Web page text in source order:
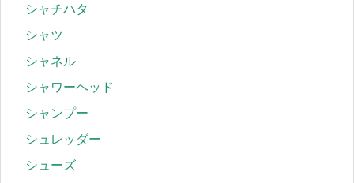
シャチハタ
シャツ
シャネル
シャワーヘッド
シャンプー
シュレッダー
シューズ